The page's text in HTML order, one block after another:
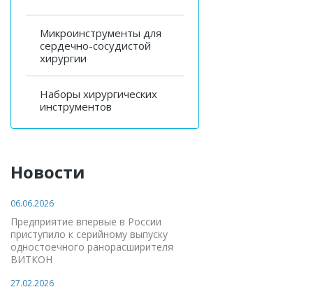
Микроинструменты для
сердечно-сосудистой
хирургии
Наборы хирургических
инструментов
Новости
06.06.2026
Предприятие впервые в России
приступило к серийному выпуску
одностоечного ранорасширителя
ВИТКОН
27.02.2026